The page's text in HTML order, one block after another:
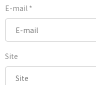
E-mail *
Site